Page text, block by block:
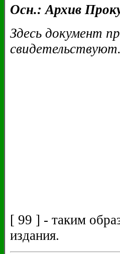
Осн.: Архив
Здесь документ
[ 99 ] - таким
издания.